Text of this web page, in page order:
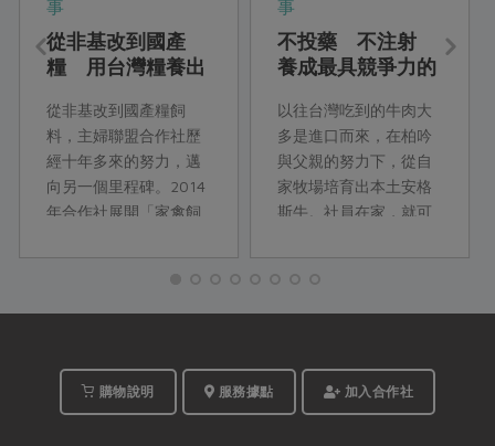
事
從非基改到國產
糧 用台灣糧養出
從非基改到國產糧飼
料，主婦聯盟合作社歷
經十年多來的努力，邁
向另一個里程碑。2014
年合作社展開「家禽飼
畫」，當時飼料中連使
用10%國產硬質玉米的
目標都困難重重。如今
配方的台灣善糧黃金土
雞。
事
不投藥 不注射
養成最具競爭力的
以往台灣吃到的牛肉大
多是進口而來，在柏吟
與父親的努力下，從自
家牧場培育出本土安格
斯牛。社員在家，就可
購物說明 服務據點 加入合作社